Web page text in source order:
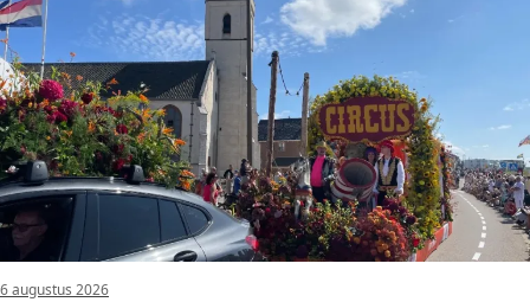
6 augustus 2026